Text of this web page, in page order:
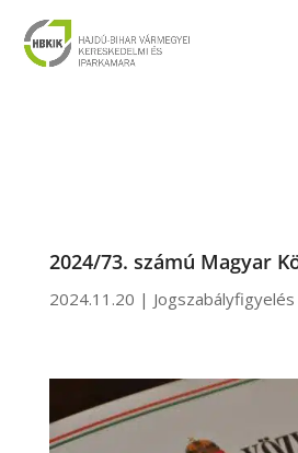
2024/73. számú Magyar
2024.11.20 | Jogszabályfigyelés